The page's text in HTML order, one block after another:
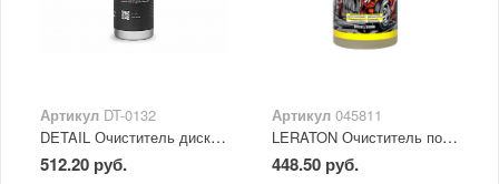
Артикул DT-0132
DETAIL Очиститель дисков IR"Iron" detiling 500мл
512.20 руб.
Артикул 045811
LERATON Очиститель покрышек и колесных дисков G11 STRONG 1л
448.50 руб.